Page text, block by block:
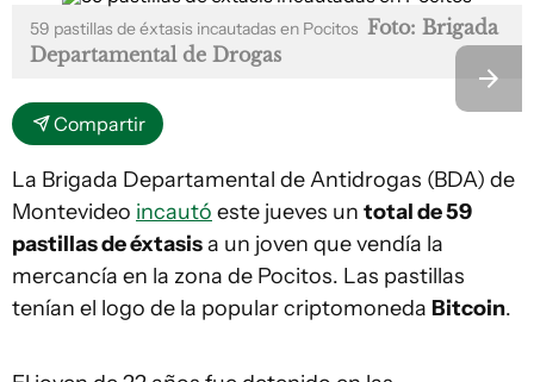
59 pastillas de éxtasis incautadas en Pocitos Foto: Brigada
Departamental de Drogas
Compartir
La Brigada Departamental de Antidrogas (BDA) de
Montevideo incautó este jueves un total de 59
pastillas de éxtasisa un joven que vendía la
mercancía en la zona de Pocitos. Las pastillas
tenían el logo de la popular criptomoneda Bitcoin.